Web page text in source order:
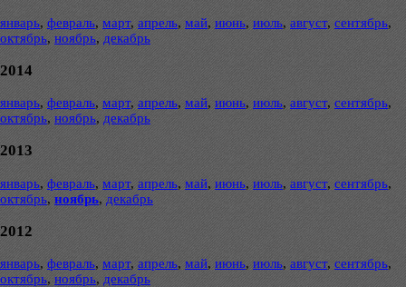
январь, февраль, март, апрель, май, июнь, июль, август, сентябрь,
октябрь, ноябрь, декабрь
2014
январь, февраль, март, апрель, май, июнь, июль, август, сентябрь,
октябрь, ноябрь, декабрь
2013
январь, февраль, март, апрель, май, июнь, июль, август, сентябрь,
октябрь, ноябрь, декабрь
2012
январь, февраль, март, апрель, май, июнь, июль, август, сентябрь,
октябрь, ноябрь, декабрь